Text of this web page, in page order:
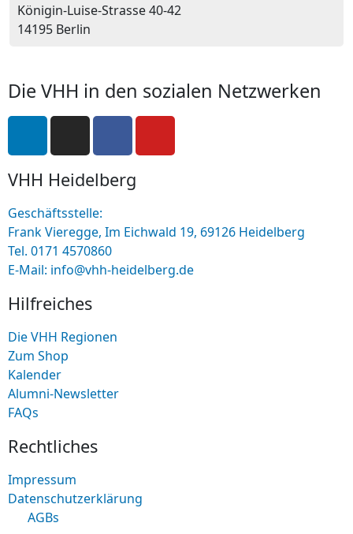
Königin-Luise-Strasse 40-42
14195 Berlin
Die VHH in den sozialen Netzwerken
VHH Heidelberg
Geschäftsstelle:
Frank Vieregge, Im Eichwald 19, 69126 Heidelberg
Tel. 0171 4570860
E-Mail: info@vhh-heidelberg.de
Hilfreiches
Die VHH Regionen
Zum Shop
Kalender
Alumni-Newsletter
FAQs
Rechtliches
Impressum
Datenschutzerklärung
AGBs